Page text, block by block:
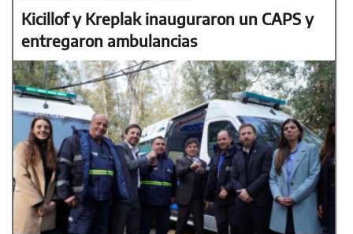
Kicillof y Kreplak inauguraron un CAPS y
entregaron ambulancias